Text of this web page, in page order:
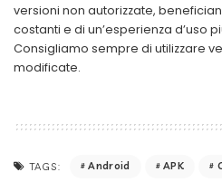
versioni non autorizzate,
costanti e di un’esperienza d’uso
Consigliamo sempre di utilizzare
modificate.
TAGS: Android APK